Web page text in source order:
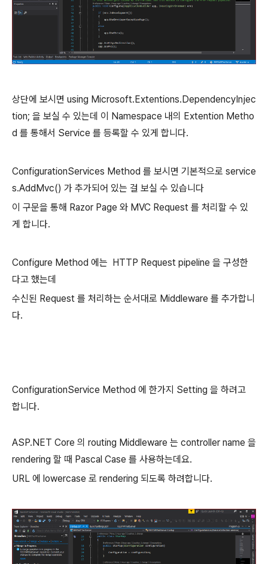
상단에 보시면 using Microsoft.Extentions.DependencyInjec
tion; 을 보실 수 있는데 이 Namespace 내의 Extention Metho
d 를 통해서 Service 를 등록할 수 있게 합니다.
ConfigurationServices Method 를 보시면 기본적으로 service
s.AddMvc() 가 추가되어 있는 걸 보실 수 있습니다
이 구문을 통해 Razor Page 와 MVC Request 를 처리할 수 있
게 합니다.
Configure Method 에는 HTTP Request pipeline 을 구성한
다고 했는데
수신된 Request 를 처리하는 순서대로 Middleware 를 추가합니
다.
ConfigurationService Method 에 한가지 Setting 을 하려고
합니다.
ASP.NET Core 의 routing Middleware 는 controller name 을
rendering 할 때 Pascal Case 를 사용하는데요.
URL 에 lowercase 로 rendering 되도록 하려합니다.